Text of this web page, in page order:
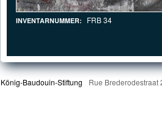
INVENTARNUMMER: FRB 34
König-Baudouin-Stiftung Rue Brederodestraat